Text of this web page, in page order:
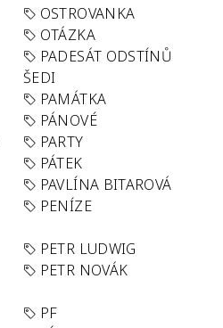
OSTROVANKA
OTÁZKA
PADESÁT ODSTÍNŮ
ŠEDI
PAMÁTKA
PÁNOVÉ
PARTY
PÁTEK
PAVLÍNA BITAROVÁ
PENÍZE
PETR LUDWIG
PETR NOVÁK
PF